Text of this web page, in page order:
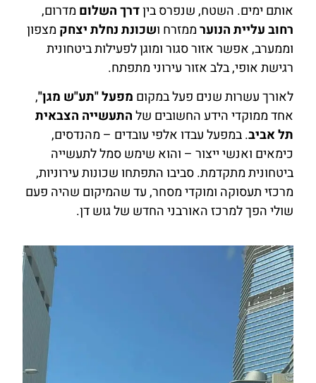
אותם ימים. השטח, שנפרס ביןדרך השלום מדרום,
רחוב עליית הנוערממזרח ושכונת נחלת יצחק מצפון
וממערב, אפשר אזור סגור ומוגן לפעילות ביטחונית
רגישת אופי, בלב אזור עירוני מתפתח.
לאורך עשרות שנים פעל במקום מפעל "תע"ש מגן",
אחד ממוקדי הידע החשובים שלהתעשייה הצבאית
תל אביב. במפעל עבדו אלפי עובדים – מהנדסים,
כימאים ואנשי ייצור – והוא שימש סמל לתעשייה
ביטחונית מתקדמת. סביבו התפתחו שכונות עירוניות,
מרכזי תעסוקה ומוקדי מסחר, עד שהמיקום שהיה פעם
שולי הפך למרכז האורבני החדש של גוש דן.